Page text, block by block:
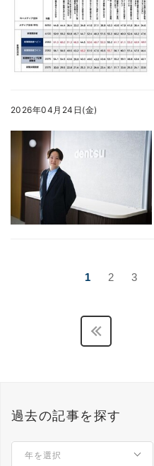
2026年04月24日(金)
1 2 3
過去の記事を探す